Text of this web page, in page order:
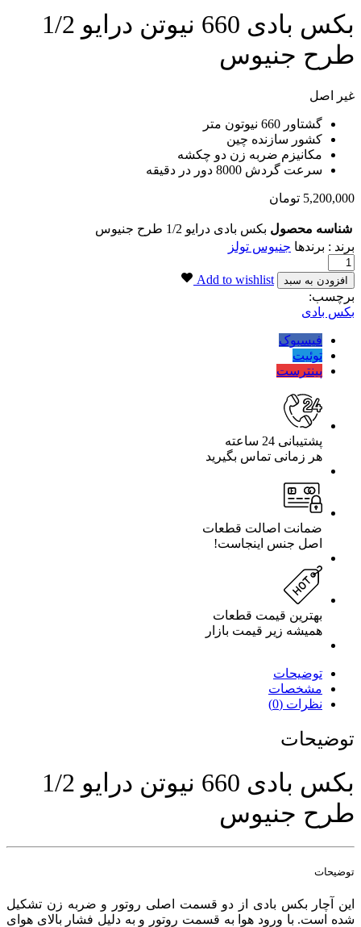
بکس بادی 660 نیوتن درایو 1/2
طرح جنیوس
غیر اصل
گشتاور 660 نیوتون متر
کشور سازنده چین
مکانیزم ضربه زن دو چکشه
سرعت گردش 8000 دور در دقیقه
5,200,000 تومان
شناسه محصول بکس بادی درایو 1/2 طرح جنیوس
برند : برندها جنیوس تولز
بکس
بادی
660
نیوتن
درایو
طرح
جنیوس
افزودن به سبد
Add to wishlist
برچسب:
بکس بادی
فیسبوک
توئیت
پینترست
پشتیبانی 24 ساعته
هر زمانی تماس بگیرید
ضمانت اصالت قطعات
اصل جنس اینجاست!
بهترین قیمت قطعات
همیشه زیر قیمت بازار
توضیحات
مشخصات
نظرات (0)
توضیحات
بکس بادی 660 نیوتن درایو 1/2
طرح جنیوس
توضیحات
این آچار بکس بادی از دو قسمت اصلی روتور و ضربه زن تشکیل
شده است. با ورود هوا به قسمت روتور و به دلیل فشار بالای هوای